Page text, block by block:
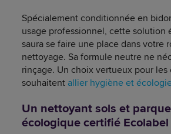
Spécialement conditionnée en
usage professionnel, cette solution
saura se faire une place dans votre
nettoyage. Sa formule neutre ne
rinçage. Un choix vertueux pour les
souhaitentallier hygiène et
Un nettoyant sols et
écologique certifié Ecolabel